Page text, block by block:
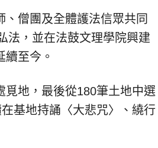
僧團及全體護法信眾共同
法，並在法鼓文理學院興建
至今。
地，最後從180筆土地中選
基地持誦〈大悲咒〉、繞行